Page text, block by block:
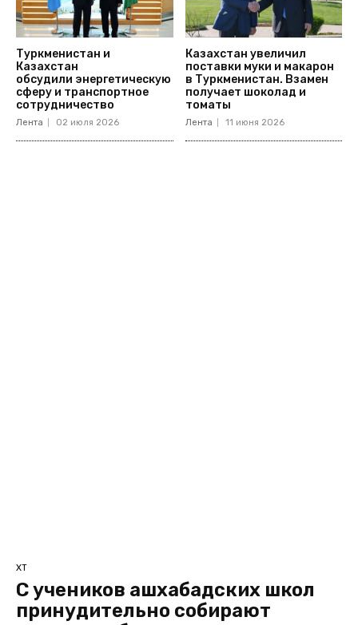
Туркменистан и
Казахстан
обсудили энергетическую
сферу и транспортное
сотрудничество
Лента 02 июля 2026
Казахстан увеличил
поставки муки и макарон
в Туркменистан. Взамен
получает шоколад и
томаты
Лента 11 июня 2026